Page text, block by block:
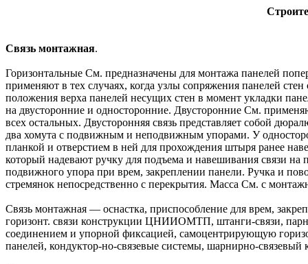
Связь монтажная.
Горизонтальные См. предназначены для монтажа панелей
применяют в тех случаях, когда узлы сопряжения панелей
положения верха панелей несущих стен в момент укладки
на двусторонние и односторонние. Двусторонние См.
всех остальных. Двусторонняя связь представляет собой
два хомута с подвижным и неподвижным упорами. У
планкой и отверстием в ней для прохождения штыря ранее
который надевают ручку для подъема и навешивания связи
подвижного упора при врем, закреплении панели. Ручка и
стремянок непосредственно с перекрытия. Масса См. с
Связь монтажная — оснастка, приспособление для врем,
горизонт. связи конструкции ЦНИИОМТП, штанги-связи,
соединением и упорной фиксацией, самоцентрирующую
панелей, кондуктор-но-связевые системы, шарнирно-